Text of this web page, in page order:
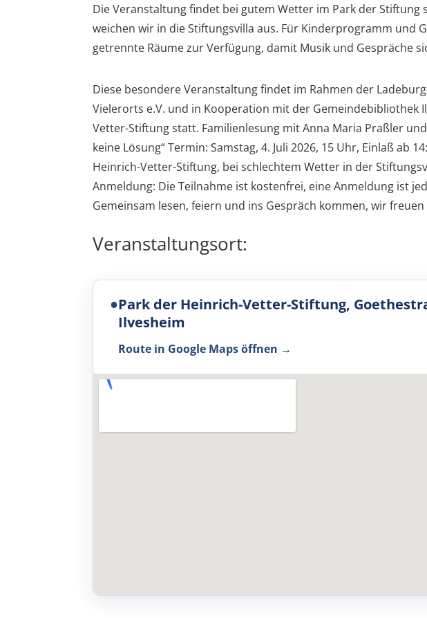
Die Veranstaltung findet bei gutem Wetter im Park der Stiftung
weichen wir in die Stiftungsvilla aus. Für Kinderprogramm und
getrennte Räume zur Verfügung, damit Musik und Gespräche
Diese besondere Veranstaltung findet im Rahmen der
Vielerorts e.V. und in Kooperation mit der Gemeindebibliothek
Vetter-Stiftung statt. Familienlesung mit Anna Maria Praßler
keine Lösung“ Termin: Samstag, 4. Juli 2026, 15 Uhr, Einlaß ab
Heinrich-Vetter-Stiftung, bei schlechtem Wetter in der
Anmeldung: Die Teilnahme ist kostenfrei, eine Anmeldung ist
Gemeinsam lesen, feiern und ins Gespräch kommen, wir freuen
Veranstaltungsort:
●Park der Heinrich-Vetter-Stiftung,
Ilvesheim
Route in Google Maps öffnen →